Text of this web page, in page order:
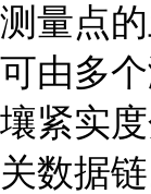
测量点
可由多
壤紧实
关数据链